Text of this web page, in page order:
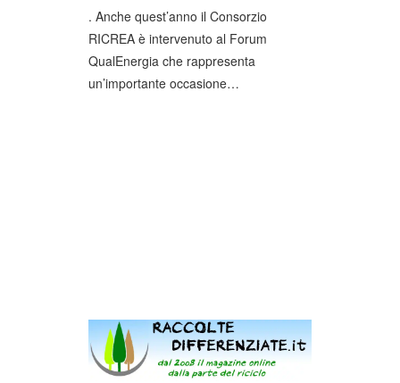
. Anche quest’anno il Consorzio
RICREA è intervenuto al Forum
QualEnergia che rappresenta
un’importante occasione…